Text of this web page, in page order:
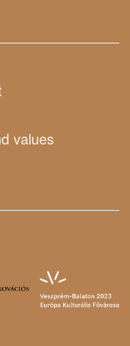
values